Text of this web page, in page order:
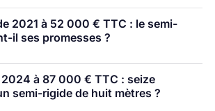
2021 à 52 000 € TTC : le semi-
il ses promesses ?
à 87 000 € TTC : seize
semi-rigide de huit mètres ?